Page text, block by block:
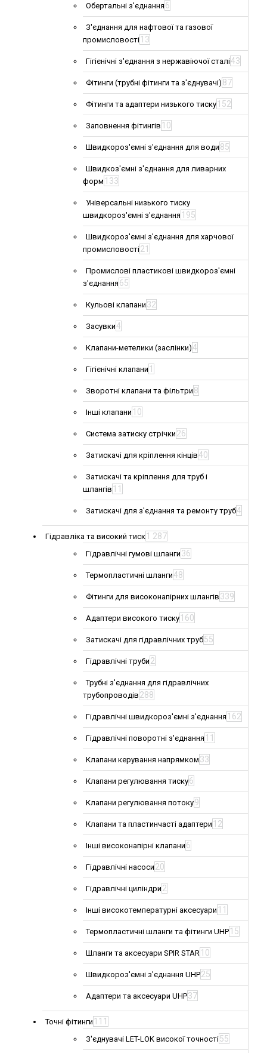
Обертальні з'єднання 6
З'єднання для нафтової та газової
промисловості 13
Гігієнічні з'єднання з нержавіючої сталі43
Фітинги (трубні фітинги та з'єднувачі) 87
Фітинги та адаптери низького тиску 152
Заповнення фітингів 10
Швидкороз'ємні з'єднання для води 85
Швидкоз'ємні з'єднання для ливарних
форм 133
Універсальні низького тиску
швидкороз'ємні з'єднання 195
Швидкороз'ємні з'єднання для харчової
промисловості21
Промислові пластикові швидкороз'ємні
з'єднання 65
Кульові клапани 32
Засувки4
Клапани-метелики (заслінки)4
Гігієнічні клапани 1
Зворотні клапани та фільтри 8
Інші клапани 10
Система затиску стрічки 26
Затискачі для кріплення кінців40
Затискачі та кріплення для труб і
шлангів 11
Затискачі для з'єднання та ремонту труб4
Гідравліка та високий тиск 1 287
Гідравлічні гумові шланги 36
Термопластичні шланги48
Фітинги для високонапірних шлангів 339
Адаптери високого тиску 160
Затискачі для гідравлічних труб55
Гідравлічні труби 2
Трубні з'єднання для гідравлічних
трубопроводів 288
Гідравлічні швидкороз'ємні з'єднання 162
Гідравлічні поворотні з'єднання 11
Клапани керування напрямком 33
Клапани регулювання тиску6
Клапани регулювання потоку9
Клапани та пластинчасті адаптери 12
Інші високонапірні клапани 6
Гідравлічні насоси 20
Гідравлічні циліндри 2
Інші високотемпературні аксесуари 11
Термопластичні шланги та фітинги UHP 15
Шланги та аксесуари SPIR STAR 10
Швидкороз'ємні з'єднання UHP25
Адаптери та аксесуари UHP37
Точні фітинги 111
З'єднувачі LET-LOK високої точності55